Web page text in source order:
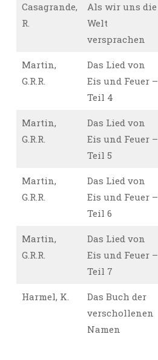
Casagrande,
R.
Als wir uns die
Welt
versprachen
Martin,
G.R.R.
Das Lied von
Eis und Feuer –
Teil 4
Martin,
G.R.R.
Das Lied von
Eis und Feuer –
Teil 5
Martin,
G.R.R.
Das Lied von
Eis und Feuer –
Teil 6
Martin,
G.R.R.
Das Lied von
Eis und Feuer –
Teil 7
Harmel, K.
Das Buch der
verschollenen
Namen